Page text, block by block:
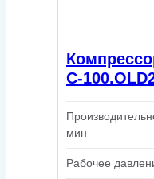
С-
мин
Рабочее